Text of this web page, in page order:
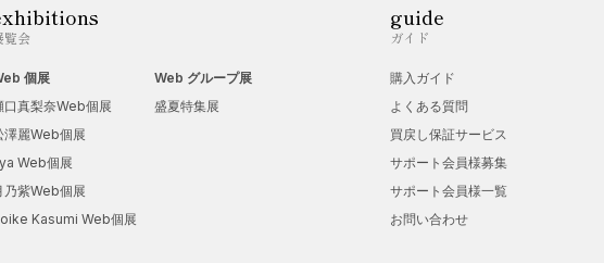
覧会
個展
口真梨奈Web個展
澤麗Web個展
Web個展
乃紫Web個展
Kasumi Web個展
Web グループ展
盛夏特集展
guide
ガイド
購入ガイド
よくある質問
買戻し保証サービス
サポート会員様募集
サポート会員様一覧
お問い合わせ